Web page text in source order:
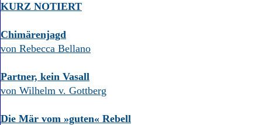
KURZ NOTIERT
Chimärenjagd
von Rebecca Bellano
Partner, kein Vasall
von Wilhelm v. Gottberg
Die Mär vom »guten« Rebell